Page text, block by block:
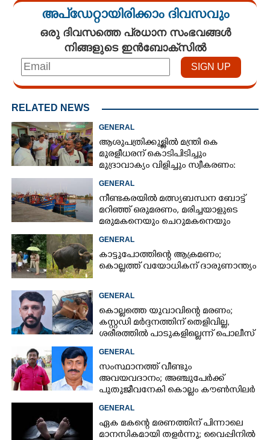
അപ്ഡേറ്റായിരിക്കാം ദിവസവും
ഒരു ദിവസത്തെ പ്രധാന സംഭവങ്ങൾ
നിങ്ങളുടെ ഇൻബോക്സിൽ
RELATED NEWS
GENERAL
ആശുപത്രിക്കുള്ളിൽ മന്ത്രി കെ
മുരളീധരന് കൊടിപിടിച്ചും
മുദ്രാവാക്യം വിളിച്ചും സ്വീകരണം:
GENERAL
നീണ്ടകരയിൽ മത്സ്യബന്ധന ബോട്ട്
മറിഞ്ഞ്​ ഒരുമരണം,​ മരിച്ചയാളുടെ
മരുമകനെയും ചെറുമകനെയും
GENERAL
കാട്ടുപോത്തിന്റെ ആക്രമണം;
കൊല്ലത്ത് വയോധികന് ദാരുണാന്ത്യം
GENERAL
കൊല്ലത്തെ യുവാവിന്റെ മരണം;
കസ്റ്റഡി മർദ്ദനത്തിന് തെളിവില്ല,
ശരീരത്തിൽ പാടുകളില്ലെന്ന് പൊലീസ്
GENERAL
സംസ്ഥാനത്ത് വീണ്ടും
അവയവദാനം; അഞ്ചുപേർക്ക്
പുതുജീവനേകി കൊല്ലം കൗൺസിലർ
GENERAL
ഏക മകന്റെ മരണത്തിന് പിന്നാലെ
മാനസികമായി തളർന്നു; വൈപ്പിനിൽ